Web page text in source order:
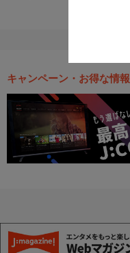
キャンペーン・お得な情報